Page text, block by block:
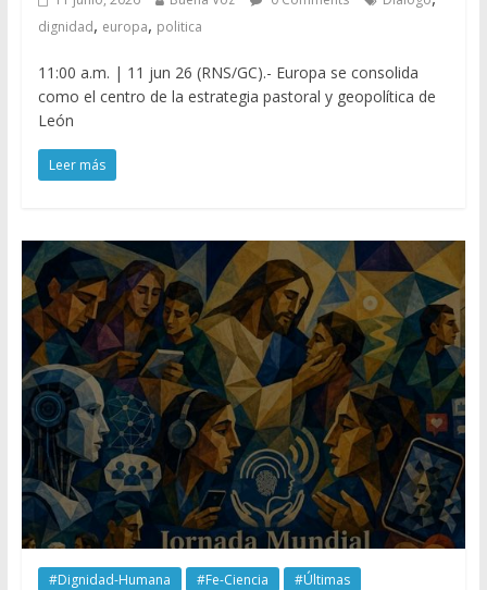
dignidad, europa, politica
11:00 a.m. | 11 jun 26 (RNS/GC).- Europa se consolida
como el centro de la estrategia pastoral y geopolítica de
León
Leer más
#Dignidad-Humana #Fe-Ciencia #Últimas